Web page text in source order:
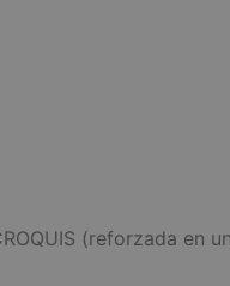
(reforzada en